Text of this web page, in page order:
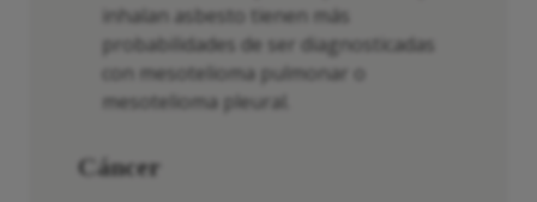
inhalan asbesto tienen más
probabilidades de ser diagnosticadas
con mesotelioma pulmonar o
mesotelioma pleural.
Cáncer